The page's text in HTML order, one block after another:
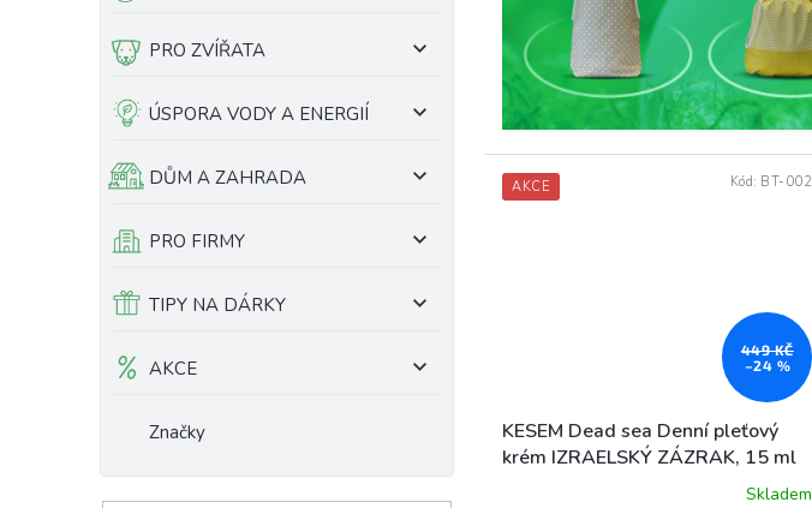
PRO ZVÍŘATA
ÚSPORA VODY A ENERGIÍ
DŮM A ZAHRADA
PRO FIRMY
TIPY NA DÁRKY
AKCE
Značky
AKCE
449 KČ
–24 %
KESEM Dead sea Denní pleťový
krém IZRAELSKÝ ZÁZRAK, 15 ml
Skladem
Kód: BT-002